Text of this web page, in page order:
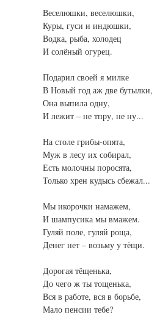
Веселюшки, веселюшки,
Куры, гуси и индюшки,
Водка, рыба, холодец
И солёный огурец.
Подарил своей я милке
В Новый год аж две бутылки,
Она выпила одну,
И лежит – не тпру, не ну...
На столе грибы-опята,
Муж в лесу их собирал,
Есть молочны поросята,
Только хрен кудысь сбежал...
Мы икорочки намажем,
И шампусика мы вмажем.
Гуляй поле, гуляй роща,
Денег нет – возьму у тёщи.
Дорогая тёщенька,
До чего ж ты тощенька,
Вся в работе, вся в борьбе,
Мало пенсии тебе?